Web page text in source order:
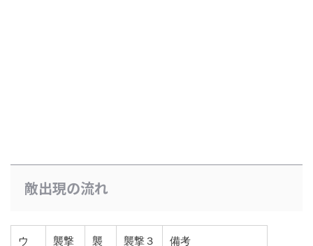
敵出現の流れ
ウ 襲撃 襲 襲撃３ 備考